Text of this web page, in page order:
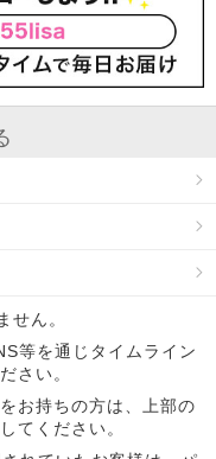
せん。
等を通じタイムライン
さい。
お持ちの方は、上部の
てください。